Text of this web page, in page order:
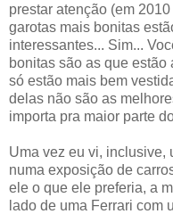
prestar atenção (em
garotas mais bonitas
interessantes... Sim...
bonitas são as que estão
só estão mais bem
delas não são as
importa pra maior parte
Uma vez eu vi, inclusive,
numa exposição de
ele o que ele preferia, a
lado de uma Ferrari com